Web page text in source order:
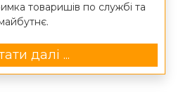
товаришів по службі та
далі ...